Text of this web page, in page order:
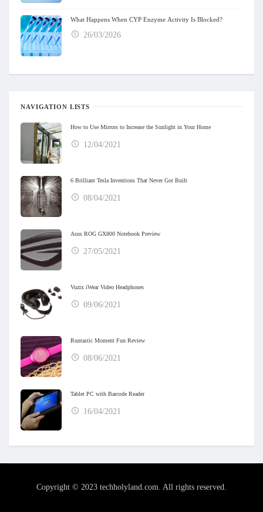
What Happens When CYP Enzyme Activity Is Blocked?
26/03/2026
NAVIGATION LISTS
How to Use Mirrors to Increase the Sunlight in Your Home
12/04/2021
6 Brilliant Tesla Inventions That Never Got Built
08/04/2021
Asus ROG GX800 Notebook Preview
27/05/2021
Vuzix iWear Video Headphones
09/06/2021
Runtastic Moment Fun Review
08/06/2021
Tablet PC with Barcode Reader
16/04/2021
Copyright © 2023 techholyland.com. All rights reserved.